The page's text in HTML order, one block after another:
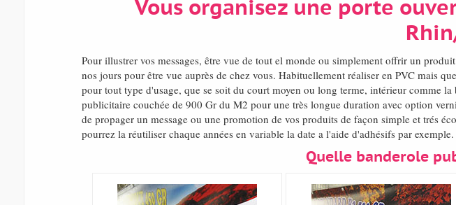
Vous organisez une porte
Pour illustrer vos messages, être vue de tout el monde ou simplement offrir un
nos jours pour être vue auprès de chez vous. Habituellement réaliser en PVC mais
pour tout type d'usage, que se soit du court moyen ou long terme, intérieur comme
publicitaire couchée de 900 Gr du M2 pour une très longue duration avec option
de propager un message ou une promotion de vos produits de façon simple et trés
pourrez la réutiliser chaque années en variable la date a l'aide d'adhésifs par exemple.
Quelle banderole